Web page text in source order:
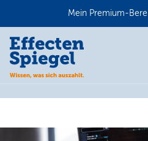
Mein Premium-